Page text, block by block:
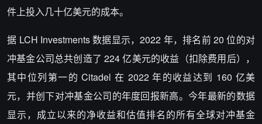
件上投入几十亿美元的成本。
据 LCH Investments 数据显示，2022 年，排名前 20 位的对
冲基金公司总共创造了 224 亿美元的收益（扣除费用后），
其中位列第一的 Citadel 在 2022 年的收益达到 160 亿美
元，并创下对冲基金公司的年度回报新高。今年最新的数据
显示，成立以来的净收益和估值排名的所有全球对冲基金